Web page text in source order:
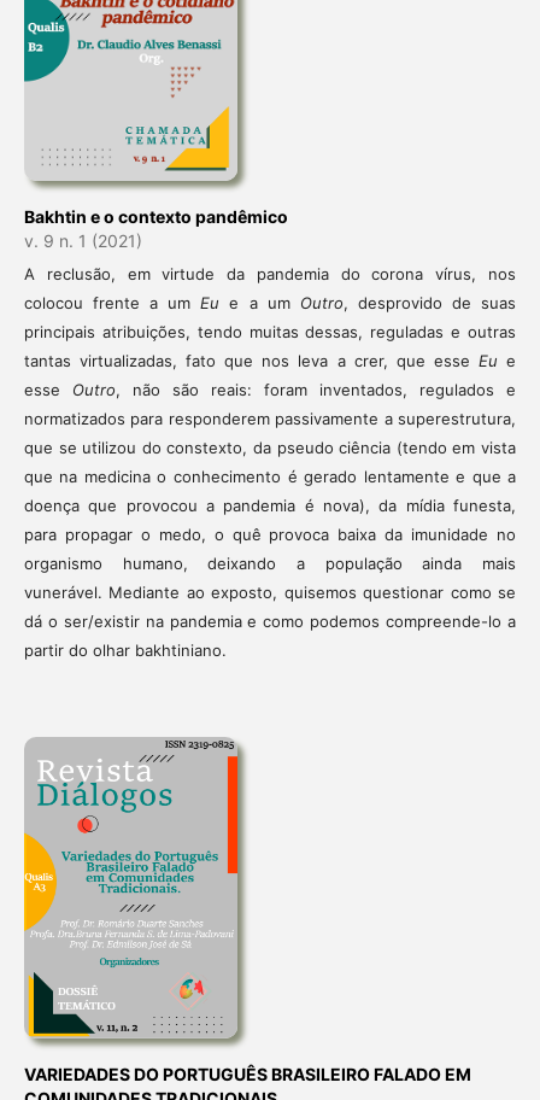
Bakhtin e o contexto pandêmico
v. 9 n. 1 (2021)
A reclusão, em virtude da pandemia do corona vírus, nos
colocou frente a umEu e a um Outro, desprovido de suas
principais atribuições, tendo muitas dessas, reguladas e outras
tantas virtualizadas, fato que nos leva a crer, que esse Eu e
esse Outro, não são reais: foram inventados, regulados e
normatizados para responderem passivamente a superestrutura,
que se utilizou do constexto, da pseudo ciência (tendo em vista
que na medicina o conhecimento é gerado lentamente e que a
doença que provocou a pandemia é nova), da mídia funesta,
para propagar o medo, o quê provoca baixa da imunidade no
organismo humano, deixando a população ainda mais
vunerável. Mediante ao exposto, quisemos questionar como se
dá o ser/existir na pandemia e como podemos compreende-lo a
partir do olhar bakhtiniano.
VARIEDADES DO PORTUGUÊS BRASILEIRO FALADO EM